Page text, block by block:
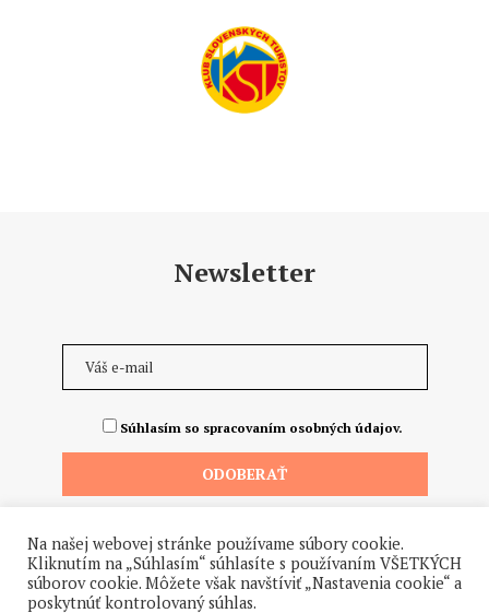
Newsletter
Súhlasím so spracovaním osobných údajov.
Na našej webovej stránke používame súbory cookie.
Kliknutím na „Súhlasím“ súhlasíte s používaním VŠETKÝCH
súborov cookie. Môžete však navštíviť „Nastavenia cookie“ a
poskytnúť kontrolovaný súhlas.